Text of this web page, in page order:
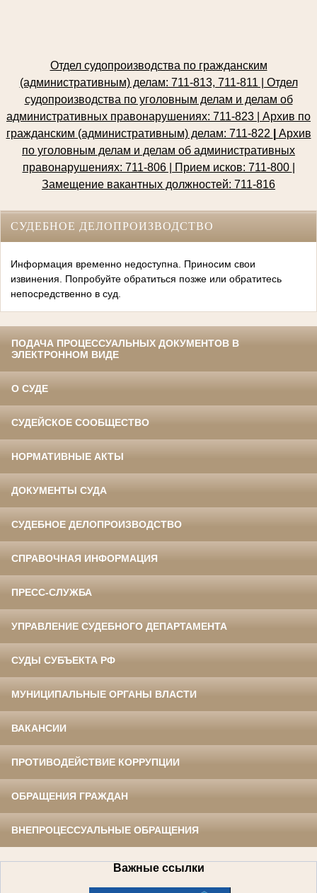
Отдел судопроизводства по гражданским
(административным) делам: 711-813, 711-811 | Отдел
судопроизводства по уголовным делам и делам об
административных правонарушениях: 711-823 | Архив по
гражданским (административным) делам: 711-822
Архив
по уголовным делам и делам об административных
правонарушениях: 711-806 | Прием исков: 711-800
Замещение вакантных должностей: 711-816
СУДЕБНОЕ ДЕЛОПРОИЗВОДСТВО
Информация временно недоступна. Приносим свои
извинения. Попробуйте обратиться позже или обратитесь
непосредственно в суд.
ПОДАЧА ПРОЦЕССУАЛЬНЫХ ДОКУМЕНТОВ В
ЭЛЕКТРОННОМ ВИДЕ
О СУДЕ
СУДЕЙСКОЕ СООБЩЕСТВО
НОРМАТИВНЫЕ АКТЫ
ДОКУМЕНТЫ СУДА
СУДЕБНОЕ ДЕЛОПРОИЗВОДСТВО
СПРАВОЧНАЯ ИНФОРМАЦИЯ
ПРЕСС-СЛУЖБА
УПРАВЛЕНИЕ СУДЕБНОГО ДЕПАРТАМЕНТА
СУДЫ СУБЪЕКТА РФ
МУНИЦИПАЛЬНЫЕ ОРГАНЫ ВЛАСТИ
ВАКАНСИИ
ПРОТИВОДЕЙСТВИЕ КОРРУПЦИИ
ОБРАЩЕНИЯ ГРАЖДАН
ВНЕПРОЦЕССУАЛЬНЫЕ ОБРАЩЕНИЯ
Важные ссылки